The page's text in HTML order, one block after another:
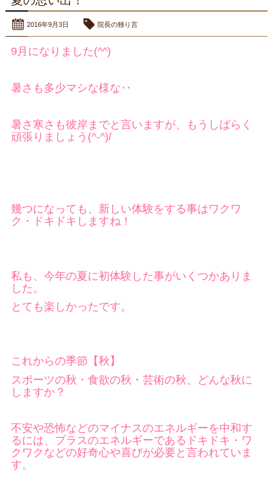
2016年9月3日 院長の独り言
9月になりました(^^)
暑さも多少マシな様な‥
暑さ寒さも彼岸までと言いますが、もうしばらく
頑張りましょう(^-^)/
幾つになっても、新しい体験をする事はワクワ
ク・ドキドキしますね！
私も、今年の夏に初体験した事がいくつかありま
した。
とても楽しかったです。
これからの季節【秋】
スポーツの秋・食欲の秋・芸術の秋、どんな秋に
しますか？
不安や恐怖などのマイナスのエネルギーを中和す
るには、プラスのエネルギーであるドキドキ・ワ
クワクなどの好奇心や喜びが必要と言われていま
す。